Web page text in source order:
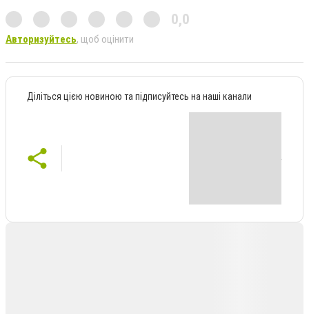
0,0
Авторизуйтесь, щоб оцінити
Діліться цією новиною та підписуйтесь на наші канали